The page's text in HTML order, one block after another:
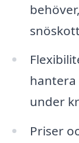
under
Priser